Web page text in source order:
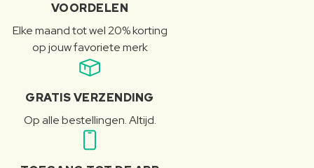
VOORDELEN
Elke maand tot wel 20% korting
op jouw favoriete merk
GRATIS VERZENDING
Op alle bestellingen. Altijd.